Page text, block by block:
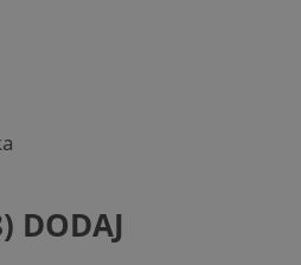
DODAJ